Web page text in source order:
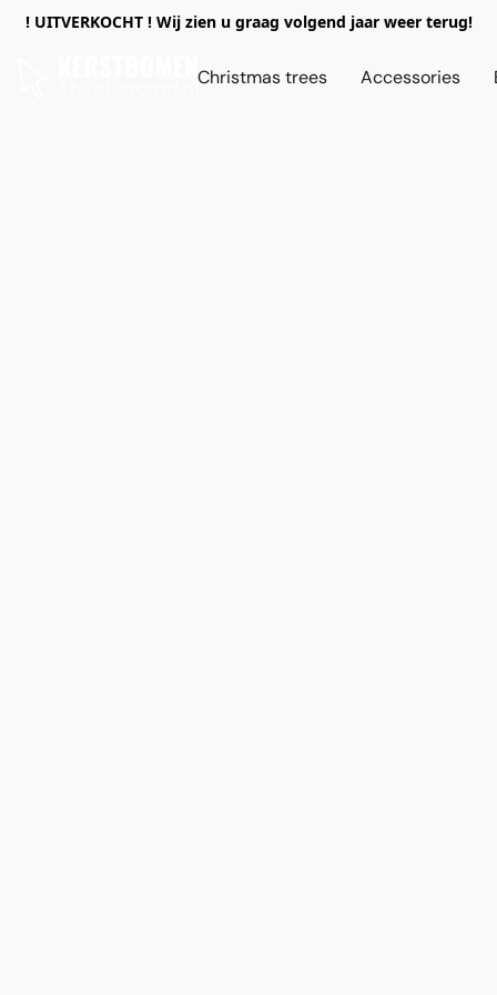
! UITVERKOCHT ! Wij zien u graag volgend jaar weer terug!
Christmas trees Accessories